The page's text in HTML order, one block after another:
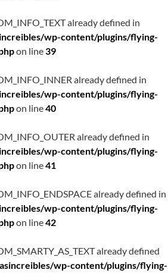
already defined in
wp-content/plugins/flying-
on line39
already defined in
wp-content/plugins/flying-
on line40
already defined in
wp-content/plugins/flying-
on line41
already defined in
wp-content/plugins/flying-
on line42
already defined
wp-content/plugins/flying-